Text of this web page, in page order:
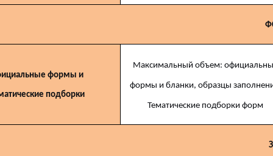
формы и
подборки
Максимальный объем:
формы и бланки, образцы
Тематические подборки форм